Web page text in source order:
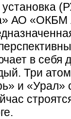
АО «ОКБМ
в себя
Три
и «Урал»